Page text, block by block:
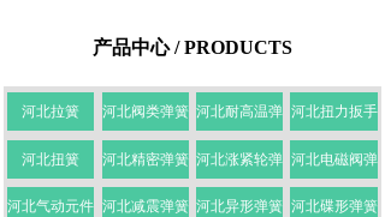
产品中心 / PRODUCTS
河北拉簧 河北阀类弹簧 河北耐高温弹 河北扭力扳手
河北扭簧 河北精密弹簧 河北涨紧轮弹 河北电磁阀弹
河北气动元件 河北减震弹簧 河北异形弹簧 河北碟形弹簧